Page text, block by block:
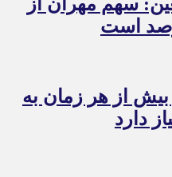
از هر زمان به
دارد